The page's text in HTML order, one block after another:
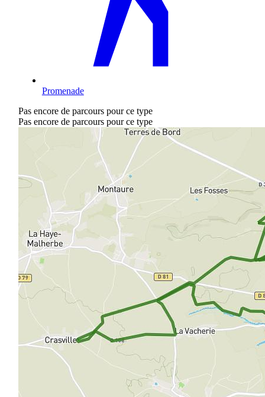
Promenade
Pas encore de parcours pour ce type
Pas encore de parcours pour ce type